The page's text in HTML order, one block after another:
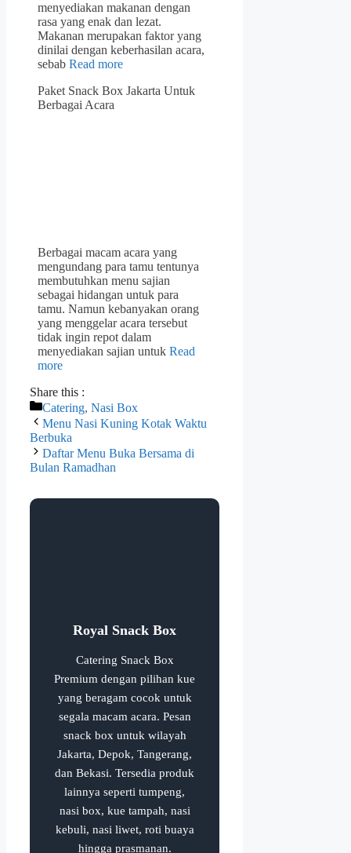
menyediakan makanan dengan
rasa yang enak dan lezat.
Makanan merupakan faktor yang
dinilai dengan keberhasilan acara,
sebab Read more
Paket Snack Box Jakarta Untuk
Berbagai Acara
Berbagai macam acara yang
mengundang para tamu tentunya
membutuhkan menu sajian
sebagai hidangan untuk para
tamu. Namun kebanyakan orang
yang menggelar acara tersebut
tidak ingin repot dalam
menyediakan sajian untuk Read
more
Share this :
Categories
Catering, Nasi Box
Menu Nasi Kuning Kotak Waktu
Berbuka
Daftar Menu Buka Bersama di
Bulan Ramadhan
Royal Snack Box
Catering Snack Box
Premium dengan pilihan kue
yang beragam cocok untuk
segala macam acara. Pesan
snack box untuk wilayah
Jakarta, Depok, Tangerang,
dan Bekasi. Tersedia produk
lainnya seperti tumpeng,
nasi box, kue tampah, nasi
kebuli, nasi liwet, roti buaya
hingga prasmanan.